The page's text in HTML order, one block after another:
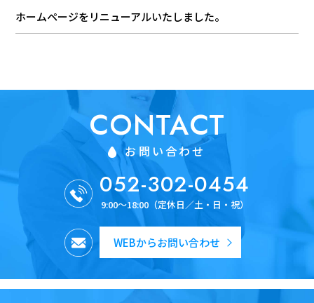
ホームページをリニューアルいたしました。
CONTACT
お問い合わせ
052-302-0454
9:00～18:00（定休日／土・日・祝）
WEBからお問い合わせ